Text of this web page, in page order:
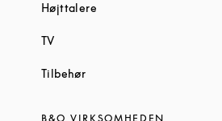
Højttalere
TVLink Opens in New Tab
TilbehørLink Opens in New Tab
B&O VIRKSOMHEDEN